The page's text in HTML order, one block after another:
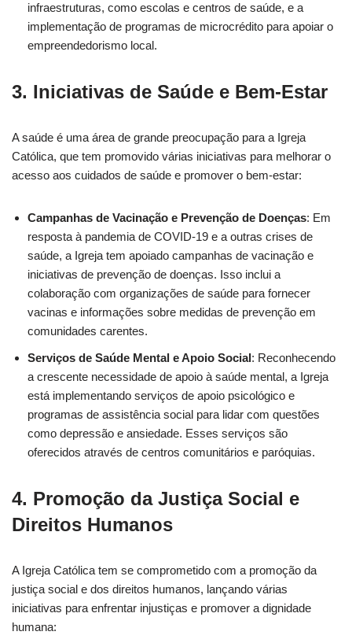
infraestruturas, como escolas e centros de saúde, e a
implementação de programas de microcrédito para apoiar o
empreendedorismo local.
3. Iniciativas de Saúde e Bem-Estar
A saúde é uma área de grande preocupação para a Igreja
Católica, que tem promovido várias iniciativas para melhorar o
acesso aos cuidados de saúde e promover o bem-estar:
Campanhas de Vacinação e Prevenção de Doenças: Em
resposta à pandemia de COVID-19 e a outras crises de
saúde, a Igreja tem apoiado campanhas de vacinação e
iniciativas de prevenção de doenças. Isso inclui a
colaboração com organizações de saúde para fornecer
vacinas e informações sobre medidas de prevenção em
comunidades carentes.
Serviços de Saúde Mental e Apoio Social : Reconhecendo
a crescente necessidade de apoio à saúde mental, a Igreja
está implementando serviços de apoio psicológico e
programas de assistência social para lidar com questões
como depressão e ansiedade. Esses serviços são
oferecidos através de centros comunitários e paróquias.
4. Promoção da Justiça Social e
Direitos Humanos
A Igreja Católica tem se comprometido com a promoção da
justiça social e dos direitos humanos, lançando várias
iniciativas para enfrentar injustiças e promover a dignidade
humana: